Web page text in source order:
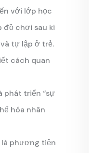
với lớp học
đồ chơi sau ki
tự lập ở trẻ.
cách quan
phát triển “sự
hóa nhân
phương tiện